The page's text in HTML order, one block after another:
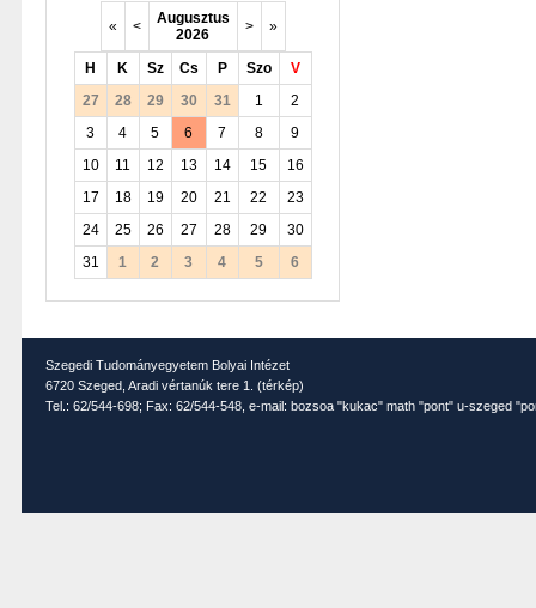
« <
Augusztus
2026
> »
H K Sz Cs P Szo
V
27
28 29 30 31 1
2
3
4 5 6 7 8
9
10
11 12 13 14 15
16
17
18 19 20 21 22
23
24
25 26 27 28 29
30
31
1 2 3 4 5 6
Szegedi Tudományegyetem Bolyai Intézet
6720 Szeged, Aradi vértanúk tere 1. (térkép)
Tel.: 62/544-698; Fax: 62/544-548, e-mail: bozsoa "kukac" math "pont" u-szeged